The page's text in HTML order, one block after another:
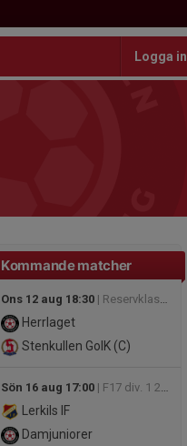
Logga in
Kommande matcher
Ons 12 aug 18:30 | Reservklass 3B Höst
Herrlaget
Stenkullen GoIK (C)
Sön 16 aug 17:00 | F17 div. 1 2026 - Götaland Västra
Lerkils IF
Damjuniorer